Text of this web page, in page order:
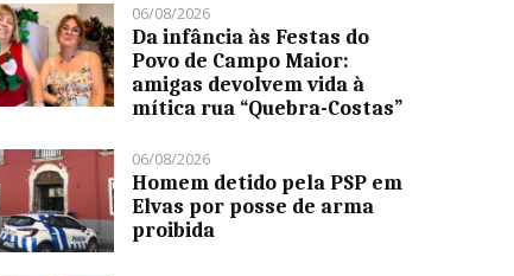
06/08/2026
Da infância às Festas do
Povo de Campo Maior:
amigas devolvem vida à
mítica rua “Quebra-Costas”
06/08/2026
Homem detido pela PSP em
Elvas por posse de arma
proibida